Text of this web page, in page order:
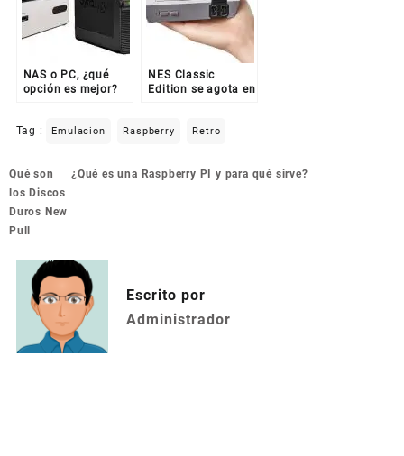
NAS o PC, ¿qué
opción es mejor?
NES Classic
Edition se agota en
México
Tag : Emulacion Raspberry Retro
Navegación
de
entradas
Qué son
los Discos
Duros New
Pull
¿Qué es una Raspberry PI y para qué sirve?
Escrito por
Administrador